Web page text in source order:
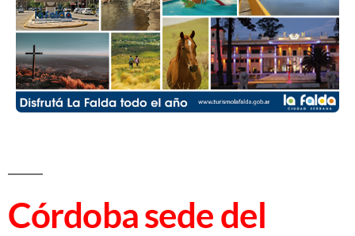
Córdoba sede del